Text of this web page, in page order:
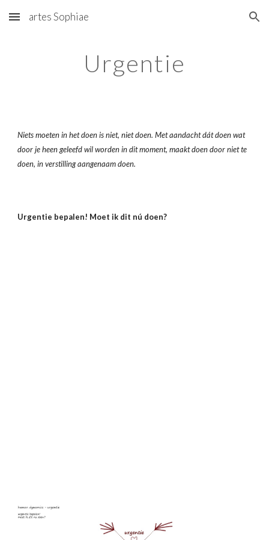
Skip to main content Skip to navigation
artes Sophiae
Urgentie
Niets moeten in het doen is niet, niet doen. Met aandacht dát doen wat
door je heen geleefd wil worden in dit moment, maakt doen door niet te
doen, in verstilling aangenaam doen.
Urgentie bepalen! Moet ik dit nú doen?